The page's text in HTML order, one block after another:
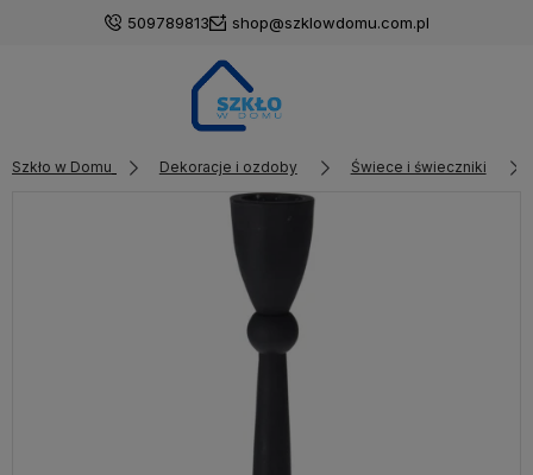
509789813 shop@szklowdomu.com.pl
Szkło w Domu Dekoracje i ozdoby Świece i świeczniki